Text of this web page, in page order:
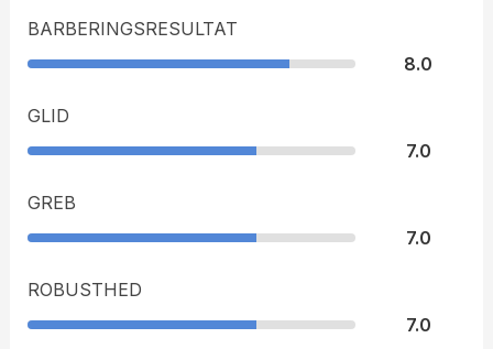
BARBERINGSRESULTAT
8.0
GLID
7.0
GREB
7.0
ROBUSTHED
7.0